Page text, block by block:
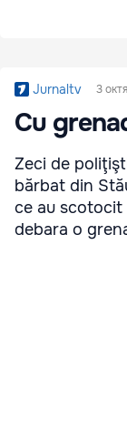
Jurnaltv 3
Cu
Zeci de
bărbat din
ce au
debara o